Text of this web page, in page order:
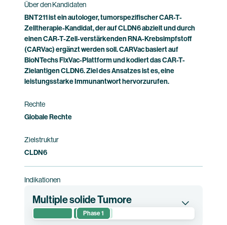
Über den Kandidaten
BNT211 ist ein autologer, tumorspezifischer CAR-T-
Zelltherapie-Kandidat, der auf CLDN6 abzielt und durch
einen CAR-T-Zell-verstärkenden RNA-Krebsimpfstoff
(CARVac) ergänzt werden soll. CARVac basiert auf
BioNTechs FixVac-Plattform und kodiert das CAR-T-
Zielantigen CLDN6. Ziel des Ansatzes ist es, eine
leistungsstarke Immunantwort hervorzurufen.
Rechte
Globale Rechte
Zielstruktur
CLDN6
Indikationen
Multiple solide Tumore
Phase 1